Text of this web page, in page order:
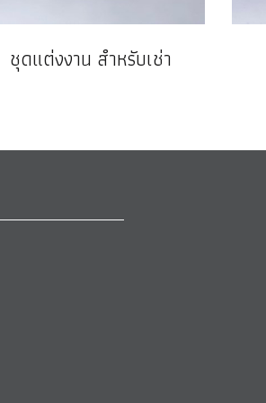
ชุดแต่งงาน สำหรับเช่า